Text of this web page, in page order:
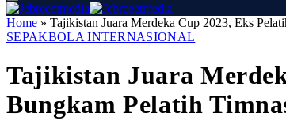
Home » Tajikistan Juara Merdeka Cup 2023, Eks
SEPAKBOLA INTERNASIONAL
Tajikistan Juara
Bungkam Pelatih